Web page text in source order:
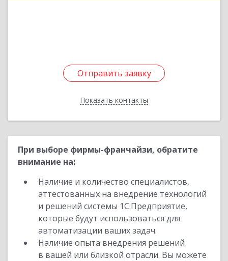
Отправить заявку
Показать контакты
Отправить заявку
Назад
При выборе фирмы-франчайзи, обратите
внимание на:
Наличие и количество специалистов,
аттестованных на внедрение технологий
и решений системы 1С:Предприятие,
которые будут использоваться для
автоматизации ваших задач.
Наличие опыта внедрения решений
в вашей или близкой отрасли. Вы можете